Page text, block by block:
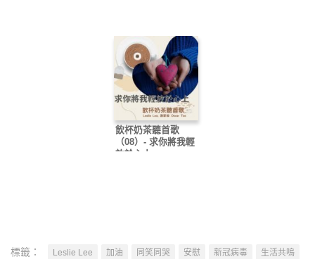
飲杯奶茶聽首歌
（08）- 求你將我輕
放於心上
標籤： Leslie Lee 加油 同笑同哭 安慰 新冠病毒
生活共鳴